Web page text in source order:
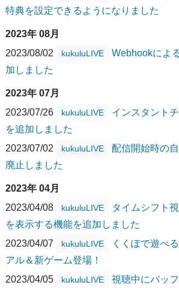
特典を設定できるようになりました
2023年 08月
2023/08/02
kukuluLIVE
Webhookによ
加しました
2023年 07月
2023/07/26
kukuluLIVE
インスタント
を追加しました
2023/07/02
kukuluLIVE
配信開始時の
廃止しました
2023年 04月
2023/04/08
kukuluLIVE
タイムシフト
を表示する機能を追加しました
2023/04/07
kukuluLIVE
くくぽで遊べ
アル＆新ゲーム登場！
2023/04/05
kukuluLIVE
視聴中にバッ